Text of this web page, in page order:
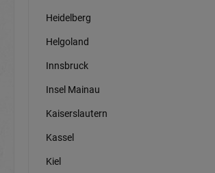
Heidelberg
Helgoland
Innsbruck
Insel Mainau
Kaiserslautern
Kassel
Kiel